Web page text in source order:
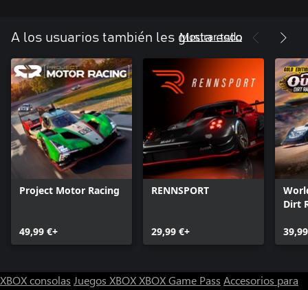
A los usuarios también les gusta esto
Mostrar todo
Project Motor Racing
49,99 €+
RENNSPORT
29,99 €+
Dirt
XBOX consolas Juegos XBOXXBOX Game Pass Accesorios para